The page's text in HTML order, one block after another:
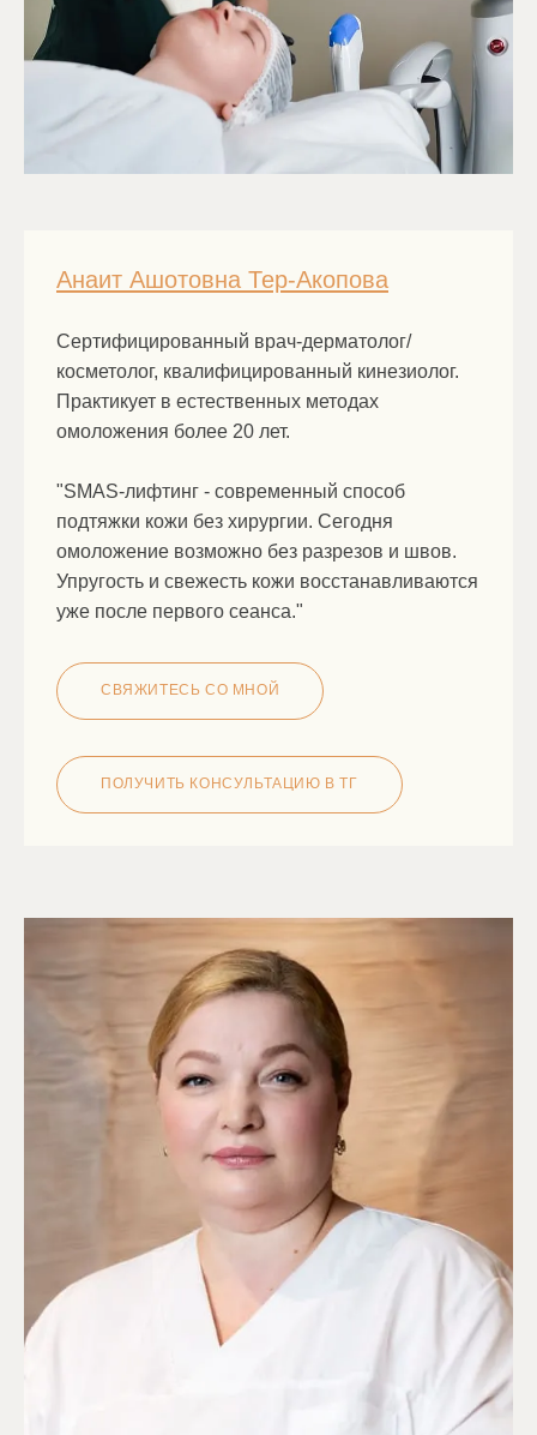
Анаит Ашотовна Тер-Акопова
Сертифицированный врач-дерматолог/
косметолог, квалифицированный кинезиолог.
Практикует в естественных методах
омоложения более 20 лет.
"SMAS-лифтинг - современный способ
подтяжки кожи без хирургии. Сегодня
омоложение возможно без разрезов и швов.
Упругость и свежесть кожи восстанавливаются
уже после первого сеанса."
СВЯЖИТЕСЬ СО МНОЙ
ПОЛУЧИТЬ КОНСУЛЬТАЦИЮ В ТГ